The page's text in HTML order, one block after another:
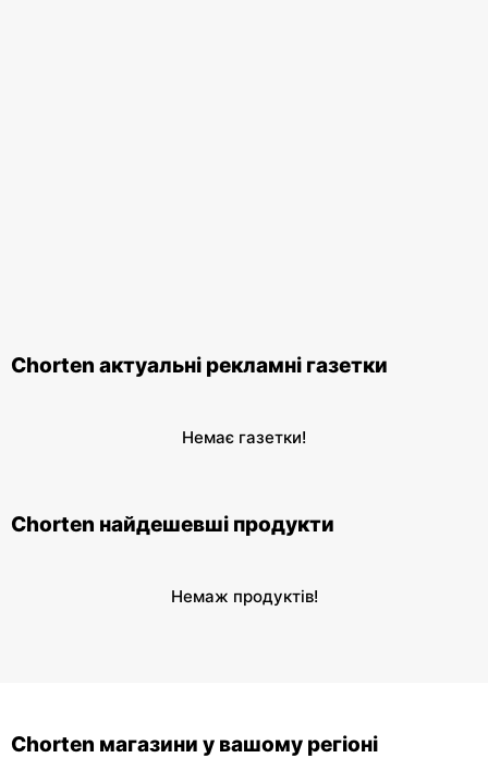
Chorten актуальні рекламні газетки
Немає газетки!
Chorten найдешевші продукти
Немаж продуктів!
Chorten магазини у вашому регіоні